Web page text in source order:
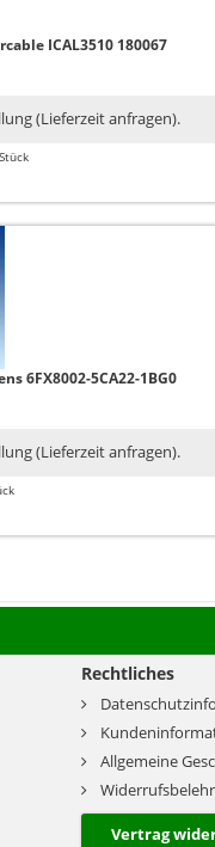
ICAL3510 180067
(Lieferzeit anfragen).
6FX8002-5CA22-1BG0
(Lieferzeit anfragen).
Rechtliches
Allgemeine
Vertrag